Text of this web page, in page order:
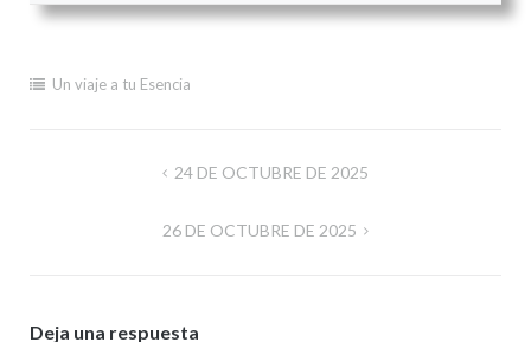
Un viaje a tu Esencia
Navegación 24 DE OCTUBRE DE 2025
26 DE OCTUBRE DE 2025
Deja una respuesta